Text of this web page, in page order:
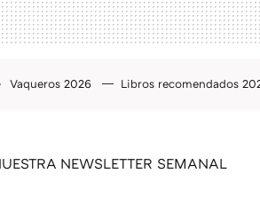
Vaqueros 2026 Libros recomendados
NEWSLETTER SEMANAL